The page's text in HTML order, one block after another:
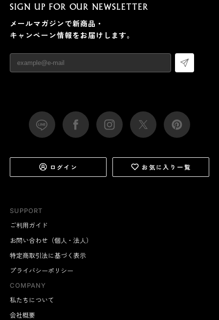
SUPPORT
ご利用ガイド
お問い合わせ（個人・法人）
特定商取引法に基づく表示
プライバシーポリシー
COMPANY
私たちについて
会社概要
SIGN UP FOR OUR NEWSLETTER
メールマガジンで新商品・
キャンペーン情報をお届けします。
ログイン お気に入り一覧